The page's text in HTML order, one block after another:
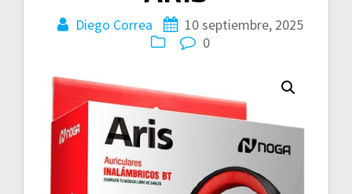
Diego Correa
10 septiembre, 2025
0